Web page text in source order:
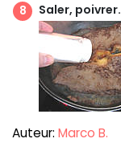
Saler, poivrer.
Auteur: Marco B.